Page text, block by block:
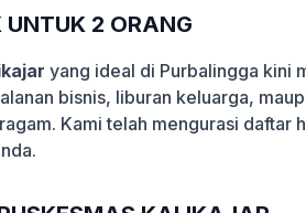
2 ORANG
yang ideal di Purbalingga kini
bisnis, liburan keluarga,
Kami telah mengurasi